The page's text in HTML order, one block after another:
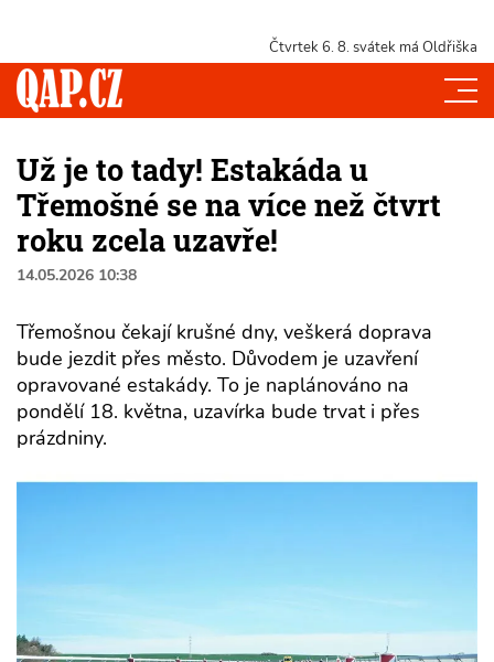
Čtvrtek 6. 8. svátek má Oldřiška
Už je to tady! Estakáda u
Třemošné se na více než čtvrt
roku zcela uzavře!
14.05.2026 10:38
Třemošnou čekají krušné dny, veškerá doprava
bude jezdit přes město. Důvodem je uzavření
opravované estakády. To je naplánováno na
pondělí 18. května, uzavírka bude trvat i přes
prázdniny.